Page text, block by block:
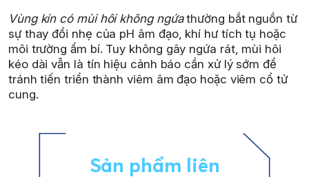
Vùng kín có mùi hôi không ngứathường bắt nguồn từ
sự thay đổi nhẹ của pH âm đạo, khí hư tích tụ hoặc
môi trường ẩm bí. Tuy không gây ngứa rát, mùi hôi
kéo dài vẫn là tín hiệu cảnh báo cần xử lý sớm để
tránh tiến triển thành viêm âm đạo hoặc viêm cổ tử
cung.
Sản phẩm liên